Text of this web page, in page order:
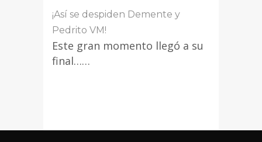
¡Así se despiden Demente y
Pedrito VM!
Este gran momento llegó a su
final……